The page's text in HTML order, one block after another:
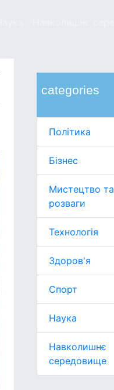
categories
Політика
Бізнес
Мистецтво та
розваги
Технологія
Здоров'я
Спорт
Наука
Навколишнє
середовище